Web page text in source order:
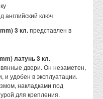
английский ключ
3 кл.представлен в
латунь 3 кл.
двери. Он незаметен,
и удобен в эксплуатации.
накладками под
для крепления.